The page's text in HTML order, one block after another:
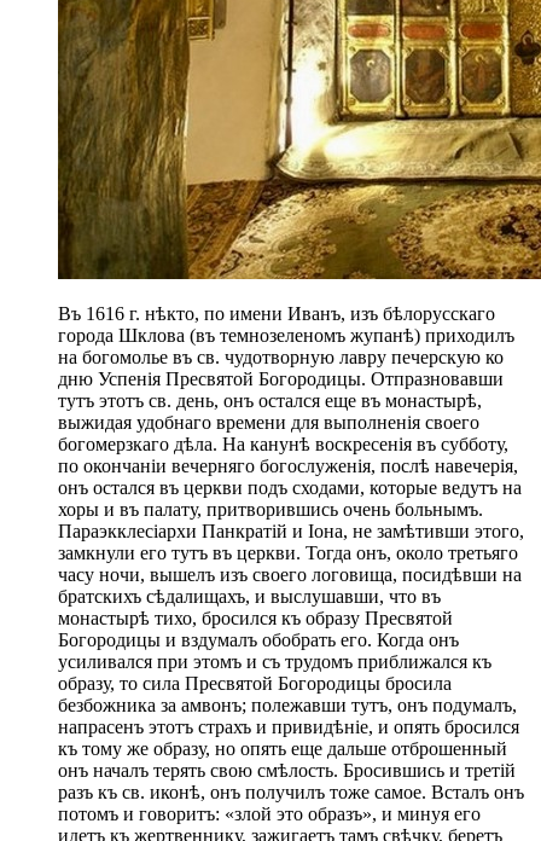
Въ 1616 г. нѣкто, по имени Иванъ, изъ бѣлорусскаго
города Шклова (въ темнозеленомъ жупанѣ) приходилъ
на богомолье въ св. чудотворную лавру печерскую ко
дню Успенія Пресвятой Богородицы. Отпразновавши
тутъ этотъ св. день, онъ остался еще въ монастырѣ,
выжидая удобнаго времени для выполненія своего
богомерзкаго дѣла. На канунѣ воскресенія въ субботу,
по окончаніи вечерняго богослуженія, послѣ навечерія,
онъ остался въ церкви подъ сходами, которые ведутъ на
хоры и въ палату, притворившись очень больнымъ.
Параэкклесіархи Панкратій и Іона, не замѣтивши этого,
замкнули его тутъ въ церкви. Тогда онъ, около третьяго
часу ночи, вышелъ изъ своего логовища, посидѣвши на
братскихъ сѣдалищахъ, и выслушавши, что въ
монастырѣ тихо, бросился къ образу Пресвятой
Богородицы и вздумалъ обобрать его. Когда онъ
усиливался при этомъ и съ трудомъ приближался къ
образу, то сила Пресвятой Богородицы бросила
безбожника за амвонъ; полежавши тутъ, онъ подумалъ,
напрасенъ этотъ страхъ и привидѣніе, и опять бросился
къ тому же образу, но опять еще дальше отброшенный
онъ началъ терять свою смѣлость. Бросившись и третій
разъ къ св. иконѣ, онъ получилъ тоже самое. Всталъ онъ
потомъ и говоритъ: «злой это образъ», и минуя его
идетъ къ жертвеннику, зажигаетъ тамъ свѣчку, беретъ